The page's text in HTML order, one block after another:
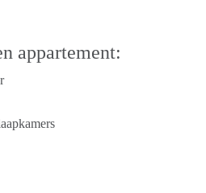
appartement: